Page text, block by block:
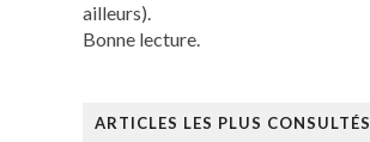
ailleurs).
Bonne lecture.
ARTICLES LES PLUS CONSULTÉS